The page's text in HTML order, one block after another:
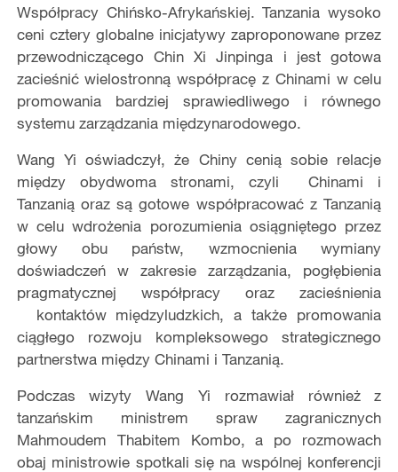
Współpracy Chińsko-Afrykańskiej. Tanzania wysoko
ceni cztery globalne inicjatywy zaproponowane przez
przewodniczącego Chin Xi Jinpinga i jest gotowa
zacieśnić wielostronną współpracę z Chinami w celu
promowania bardziej sprawiedliwego i równego
systemu zarządzania międzynarodowego.
Wang Yi oświadczył, że Chiny cenią sobie relacje
między obydwoma stronami, czyli Chinami i
Tanzanią oraz są gotowe współpracować z Tanzanią
w celu wdrożenia porozumienia osiągniętego przez
głowy obu państw, wzmocnienia wymiany
doświadczeń w zakresie zarządzania, pogłębienia
pragmatycznej współpracy oraz zacieśnienia
kontaktów międzyludzkich, a także promowania
ciągłego rozwoju kompleksowego strategicznego
partnerstwa między Chinami i Tanzanią.
Podczas wizyty Wang Yi rozmawiał również z
tanzańskim ministrem spraw zagranicznych
Mahmoudem Thabitem Kombo, a po rozmowach
obaj ministrowie spotkali się na wspólnej konferencji